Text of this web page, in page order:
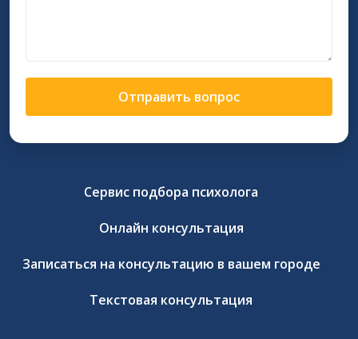
Отправить вопрос
Сервис подбора психолога
Онлайн консультация
Записаться на консультацию в вашем городе
Текстовая консультация